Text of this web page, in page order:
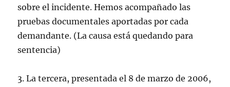
sobre el incidente. Hemos acompañado las
pruebas documentales aportadas por cada
demandante. (La causa está quedando para
sentencia)
3. La tercera, presentada el 8 de marzo de 2006,